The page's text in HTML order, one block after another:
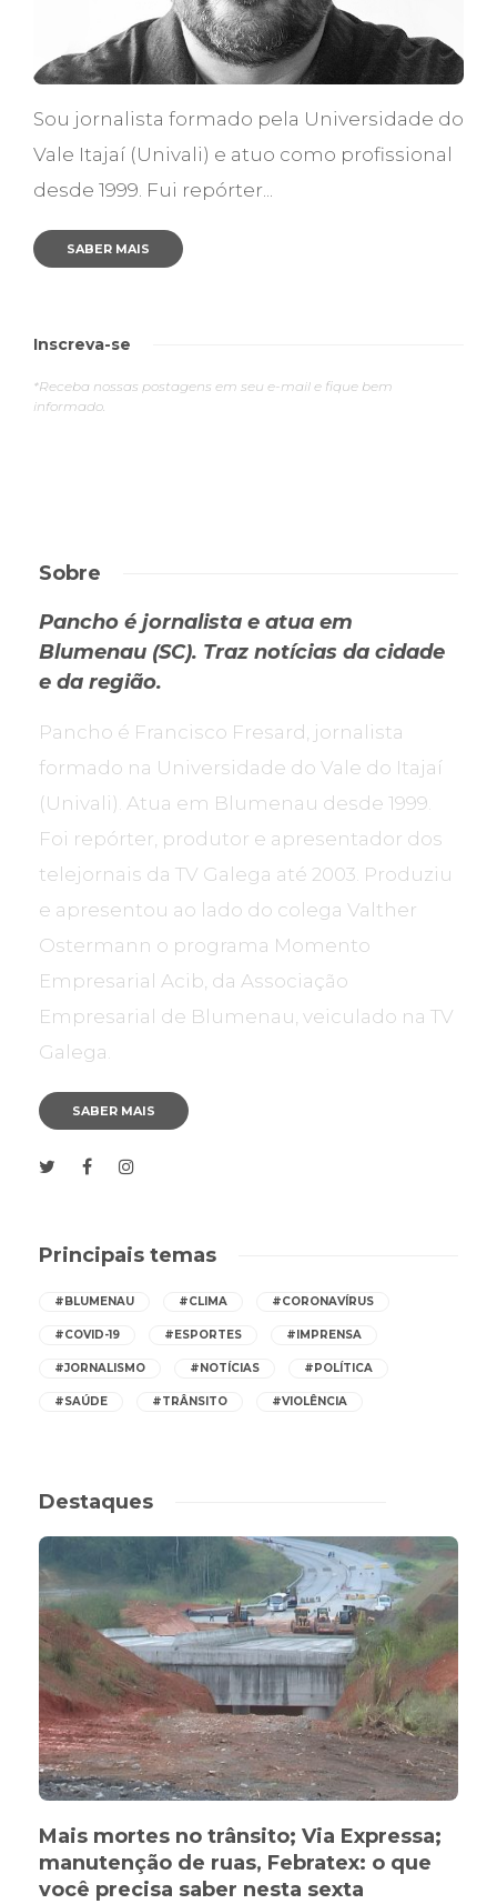
Sou jornalista formado pela Universidade do
Vale Itajaí (Univali) e atuo como profissional
desde 1999. Fui repórter...
SABER MAIS
Inscreva-se
*Receba nossas postagens em seu e-mail e fique bem
informado.
Sobre
Pancho é jornalista e atua em
Blumenau (SC). Traz notícias da cidade
e da região.
Pancho é Francisco Fresard, jornalista
formado na Universidade do Vale do Itajaí
(Univali). Atua em Blumenau desde 1999.
Foi repórter, produtor e apresentador dos
telejornais da TV Galega até 2003. Produziu
e apresentou ao lado do colega Valther
Ostermann o programa Momento
Empresarial Acib, da Associação
Empresarial de Blumenau, veiculado na TV
Galega.
SABER MAIS
Principais temas
#BLUMENAU #CLIMA #CORONAVÍRUS
#COVID-19 #ESPORTES #IMPRENSA
#JORNALISMO #NOTÍCIAS #POLÍTICA
#SAÚDE #TRÂNSITO #VIOLÊNCIA
Destaques
Mais mortes no trânsito; Via Expressa;
manutenção de ruas, Febratex: o que
você precisa saber nesta sexta